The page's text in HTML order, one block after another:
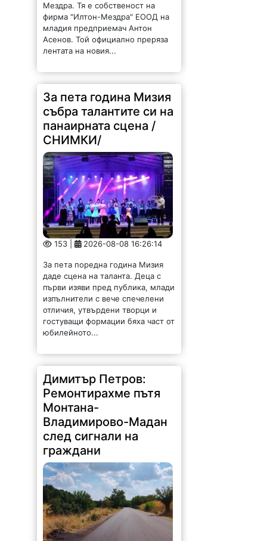
Мездра. Тя е собственост на
фирма "Илтон-Мездра" ЕООД на
младия предприемач Антон
Асенов. Той официално преряза
лентата на новия...
За пета година Мизия
събра талантите си на
панаирната сцена /
СНИМКИ/
153 | 2026-08-08 16:26:14
За пета поредна година Мизия
даде сцена на таланта. Деца с
първи изяви пред публика, млади
изпълнители с вече спечелени
отличия, утвърдени творци и
гостуващи формации бяха част от
юбилейното...
Димитър Петров:
Ремонтирахме пътя
Монтана-
Владимирово-Мадан
след сигнали на
граждани